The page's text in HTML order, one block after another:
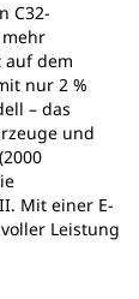
C32-
auf dem
nur 2 %
– das
und
Mit einer E-
Leistung